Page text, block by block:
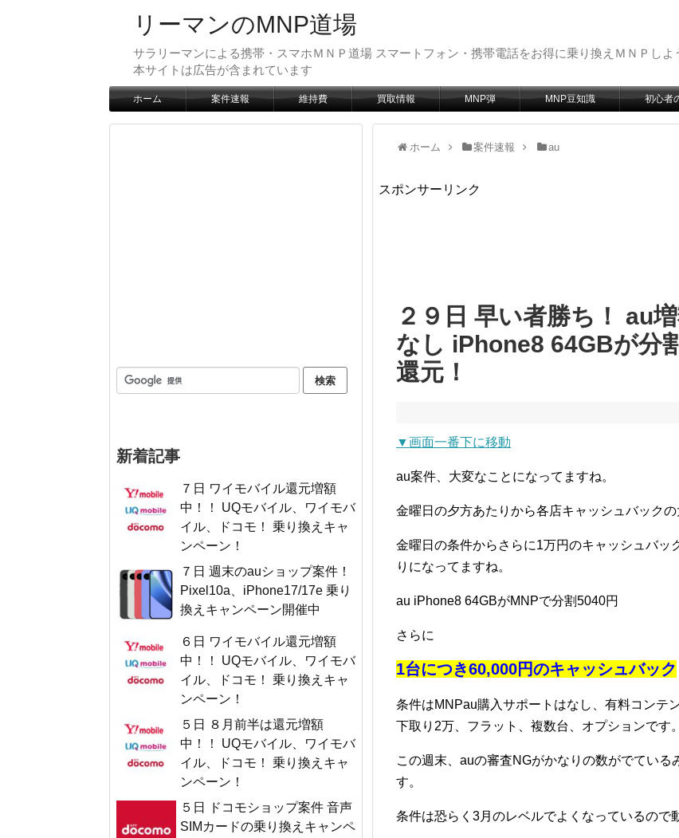
リーマンのMNP道場
サラリーマンによる携帯・スマホＭＮＰ道場 スマートフォン・携帯電話をお得に乗り換えＭＮＰし
本サイトは広告が含まれています
ホーム 案件速報 維持費 買取情報 MNP弾 MNP豆知識 初心者
ホーム 案件速報 au
スポンサーリンク
２９日 早い者勝ち！ au
なし iPhone8 64GBが分
還元！
▼画面一番下に移動
au案件、大変なことになってますね。
金曜日の夕方あたりから各店キャッシュバック
金曜日の条件からさらに1万円のキャッシュバッ
りになってますね。
au iPhone8 64GBがMNPで分割5040円
さらに
1台につき60,000円のキャッシュバック
条件はMNPau購入サポートはなし、有料コンテ
下取り2万、フラット、複数台、オプションです。
この週末、auの審査NGがかなりの数がでてい
す。
条件は恐らく3月のレベルでよくなっているので
新着記事
７日 ワイモバイル還元増額
中！！ UQモバイル、ワイモバ
イル、ドコモ！ 乗り換えキャ
ンペーン！
７日 週末のauショップ案件！
Pixel10a、iPhone17/17e 乗り
換えキャンペーン開催中
６日 ワイモバイル還元増額
中！！ UQモバイル、ワイモバ
イル、ドコモ！ 乗り換えキャ
ンペーン！
５日 ８月前半は還元増額
中！！ UQモバイル、ワイモバ
イル、ドコモ！ 乗り換えキャ
ンペーン！
５日 ドコモショップ案件 音声
SIMカードの乗り換えキャンペ